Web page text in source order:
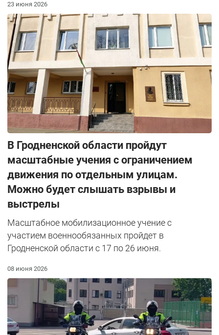
23 июня 2026
В Гродненской области пройдут
масштабные учения с ограничением
движения по отдельным улицам.
Можно будет слышать взрывы и
выстрелы
Масштабное мобилизационное учение с
участием военнообязанных пройдет в
Гродненской области с 17 по 26 июня.
08 июня 2026